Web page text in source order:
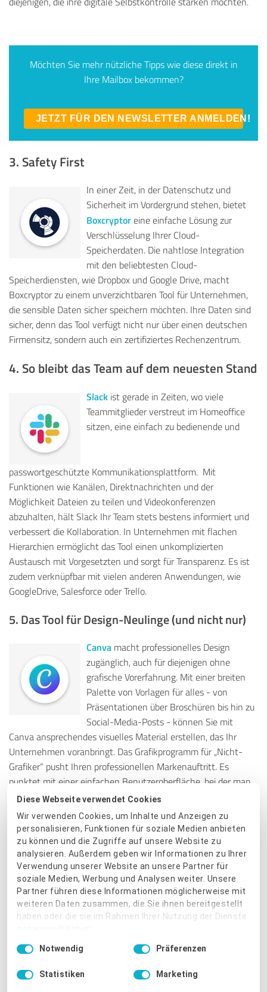
Diese Webseite verwendet Cookies
Wir verwenden Cookies, um Inhalte und Anzeigen zu
personalisieren, Funktionen für soziale Medien anbieten
zu können und die Zugriffe auf unsere Website zu
analysieren. Außerdem geben wir Informationen zu Ihrer
Verwendung unserer Website an unsere Partner für
soziale Medien, Werbung und Analysen weiter. Unsere
Partner führen diese Informationen möglicherweise mit
weiteren Daten zusammen, die Sie ihnen bereitgestellt
haben oder die sie im Rahmen Ihrer Nutzung der Dienste
Impressum|Datenschutzbestimmungen
Notwendig Präferenzen
Statistiken Marketing
Möchten Sie mehr nützliche Tipps wie diese direkt in
Ihre Mailbox bekommen?
JETZT FÜR DEN NEWSLETTER ANMELDEN!
3. Safety First
In einer Zeit, in der Datenschutz und
Sicherheit im Vordergrund stehen, bietet
Boxcryptoreine einfache Lösung zur
Verschlüsselung Ihrer Cloud-
Speicherdaten. Die nahtlose Integration
mit den beliebtesten Cloud-
Speicherdiensten, wie Dropbox und Google Drive, macht
Boxcryptor zu einem unverzichtbaren Tool für Unternehmen,
die sensible Daten sicher speichern möchten. Ihre Daten sind
sicher, denn das Tool verfügt nicht nur über einen deutschen
Firmensitz, sondern auch ein zertifiziertes Rechenzentrum.
4. So bleibt das Team auf dem neuesten Stand
Slack ist gerade in Zeiten, wo viele
Teammitglieder verstreut im Homeoffice
sitzen, eine einfach zu bedienende und
passwortgeschützte Kommunikationsplattform. Mit
Funktionen wie Kanälen, Direktnachrichten und der
Möglichkeit Dateien zu teilen und Videokonferenzen
abzuhalten, hält Slack Ihr Team stets bestens informiert und
verbessert die Kollaboration. In Unternehmen mit flachen
Hierarchien ermöglicht das Tool einen unkomplizierten
Austausch mit Vorgesetzten und sorgt für Transparenz. Es ist
zudem verknüpfbar mit vielen anderen Anwendungen, wie
GoogleDrive, Salesforce oder Trello.
5. Das Tool für Design-Neulinge (und nicht nur)
Canva macht professionelles Design
zugänglich, auch für diejenigen ohne
grafische Vorerfahrung. Mit einer breiten
Palette von Vorlagen für alles - von
Präsentationen über Broschüren bis hin zu
Social-Media-Posts - können Sie mit
Canva ansprechendes visuelles Material erstellen, das Ihr
Unternehmen voranbringt. Das Grafikprogramm für „Nicht-
Grafiker“ pusht Ihren professionellen Markenauftritt. Es
punktet mit einer einfachen Benutzeroberfläche, bei der man
keine Vorkenntnisse in Sachen Grafikdesign benötigt. Das
Programm speichert in der Pro-Version sogar Vorlagen,
Schriften und Logos, sodass Sie alles allzeit bereit haben.
Diese sieben Tools bieten leistungsfähige Lösungen, um Ihren
Arbeitstag zu organisieren, Ihre Produktivität zu steigern und
Ihre Daten sicher zu halten. Indem Sie die Vorteile dieser
Technologien nutzen, können Sie nicht nur Ihren Arbeitsfluss
verbessern, sondern auch sicherstellen, dass Ihr Unternehmen